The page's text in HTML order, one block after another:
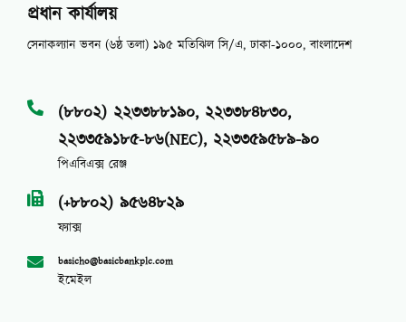
প্রধান কার্যালয়
সেনাকল্যান ভবন (৬ষ্ঠ তলা) ১৯৫ মতিঝিল সি/এ, ঢাকা-১০০০, বাংলাদেশ
(৮৮০২) ২২৩৩৮৮১৯০, ২২৩৩৮৪৮৩০,
২২৩৩৫৯১৮৫-৮৬(NEC), ২২৩৩৫৯৫৮৯-৯০
পিএবিএক্স রেঞ্জ
(+৮৮০২) ৯৫৬৪৮২৯
ফ্যাক্স
basicho@basicbankplc.com
ইমেইল